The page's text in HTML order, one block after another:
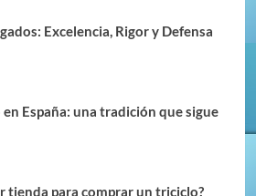
Excelencia, Rigor y Defensa
España: una tradición que sigue
tienda para comprar un triciclo?